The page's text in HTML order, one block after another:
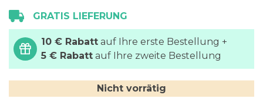
GRATIS LIEFERUNG
10 € Rabatt auf Ihre erste Bestellung +
5 € Rabatt auf Ihre zweite Bestellung
Nicht vorrätig